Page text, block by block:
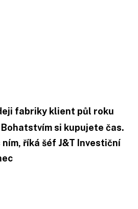
fabriky klient půl roku
si kupujete čas.
říká šéf J&T Investiční